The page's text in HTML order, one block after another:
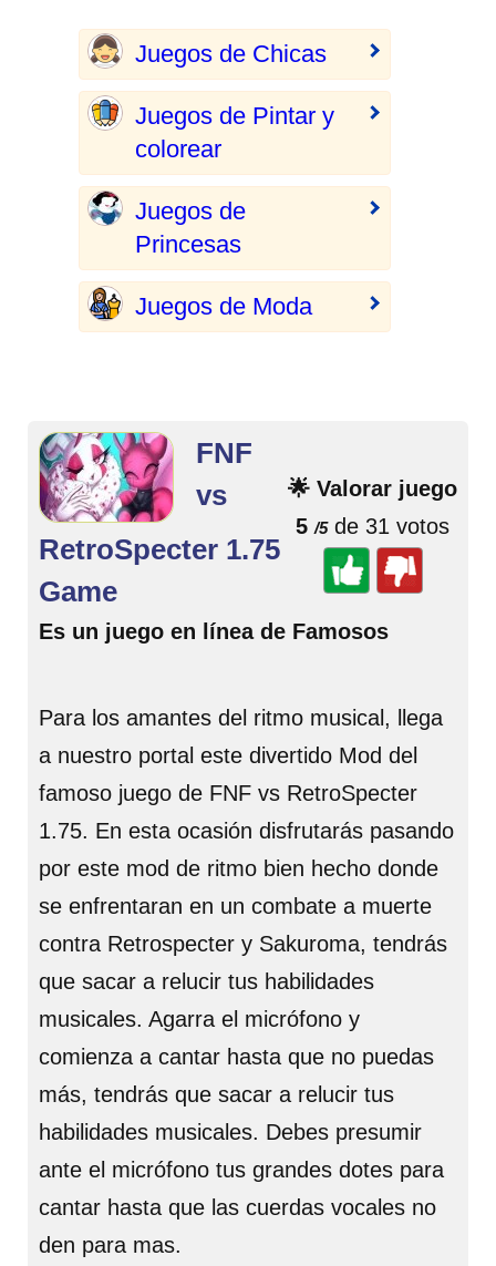
Juegos de Chicas
Juegos de Pintar y
colorear
Juegos de
Princesas
Juegos de Moda
🌟 Valorar juego
5 /5de 31 votos
FNF
vs
RetroSpecter 1.75
Game
Es un juego en línea de Famosos
Para los amantes del ritmo musical, llega
a nuestro portal este divertido Mod del
famoso juego de FNF vs RetroSpecter
1.75. En esta ocasión disfrutarás pasando
por este mod de ritmo bien hecho donde
se enfrentaran en un combate a muerte
contra Retrospecter y Sakuroma, tendrás
que sacar a relucir tus habilidades
musicales. Agarra el micrófono y
comienza a cantar hasta que no puedas
más, tendrás que sacar a relucir tus
habilidades musicales. Debes presumir
ante el micrófono tus grandes dotes para
cantar hasta que las cuerdas vocales no
den para mas.